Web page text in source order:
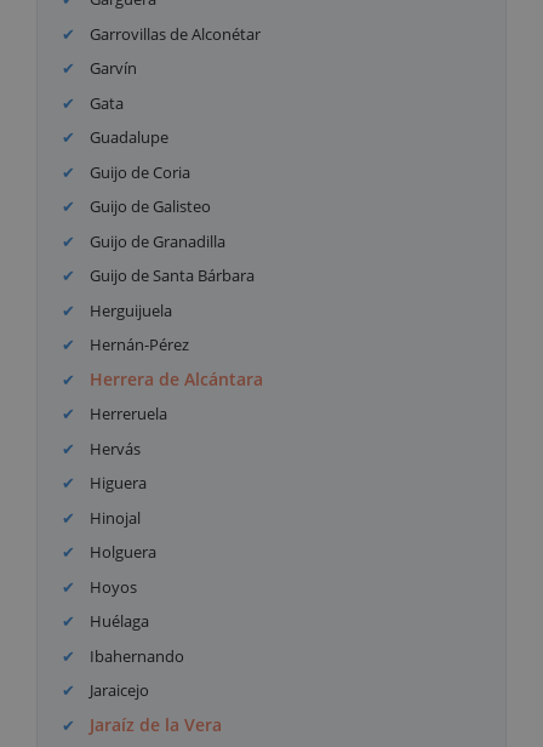
Garrovillas de Alconétar
Garvín
Gata
Guadalupe
Guijo de Coria
Guijo de Galisteo
Guijo de Granadilla
Guijo de Santa Bárbara
Herguijuela
Hernán-Pérez
Herrera de Alcántara
Herreruela
Hervás
Higuera
Hinojal
Holguera
Hoyos
Huélaga
Ibahernando
Jaraicejo
Jaraíz de la Vera